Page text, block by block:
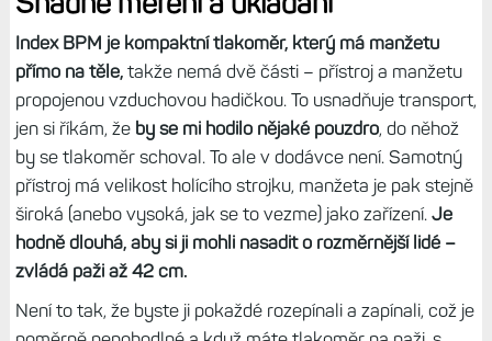
Index BPM je kompaktní tlakoměr, který má manžetu
přímo na těle,takže nemá dvě části – přístroj a manžetu
propojenou vzduchovou hadičkou. To usnadňuje transport,
jen si říkám, že by se mi hodilo nějaké pouzdro, do něhož
by se tlakoměr schoval. To ale v dodávce není. Samotný
přístroj má velikost holícího strojku, manžeta je pak stejně
široká (anebo vysoká, jak se to vezme) jako zařízení. Je
hodně dlouhá, aby si ji mohli nasadit o rozměrnější lidé –
zvládá paži až 42 cm.
Není to tak, že byste ji pokaždé rozepínali a zapínali, což je